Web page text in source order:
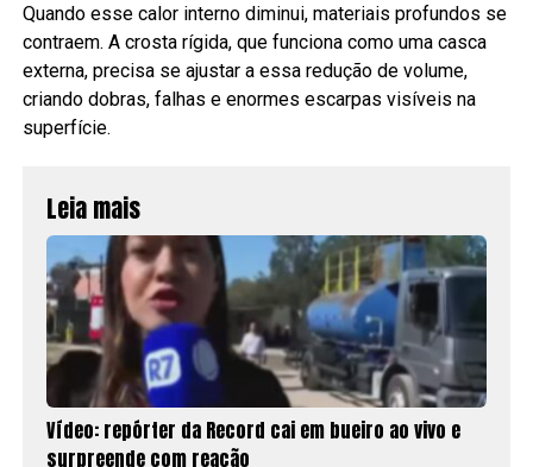
Quando esse calor interno diminui, materiais profundos se
contraem. A crosta rígida, que funciona como uma casca
externa, precisa se ajustar a essa redução de volume,
criando dobras, falhas e enormes escarpas visíveis na
superfície.
Leia mais
Vídeo: repórter da Record cai em bueiro ao vivo e
surpreende com reação